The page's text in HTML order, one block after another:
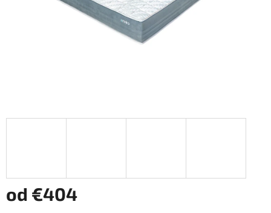
od €404